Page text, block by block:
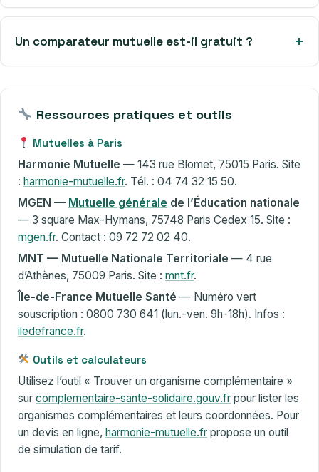
Un comparateur mutuelle est-il gratuit ?
Ressources pratiques et outils
Mutuelles à Paris
Harmonie Mutuelle — 143 rue Blomet, 75015 Paris. Site
: harmonie-mutuelle.fr. Tél. : 04 74 32 15 50.
MGEN — Mutuelle générale de l’Éducation nationale
— 3 square Max-Hymans, 75748 Paris Cedex 15. Site :
mgen.fr. Contact : 09 72 72 02 40.
MNT — Mutuelle Nationale Territoriale — 4 rue
d’Athènes, 75009 Paris. Site : mnt.fr.
Île-de-France Mutuelle Santé — Numéro vert
souscription : 0800 730 641 (lun.-ven. 9h-18h). Infos :
iledefrance.fr.
Outils et calculateurs
Utilisez l’outil « Trouver un organisme complémentaire »
sur complementaire-sante-solidaire.gouv.fr pour lister les
organismes complémentaires et leurs coordonnées. Pour
un devis en ligne, harmonie-mutuelle.fr propose un outil
de simulation de tarif.